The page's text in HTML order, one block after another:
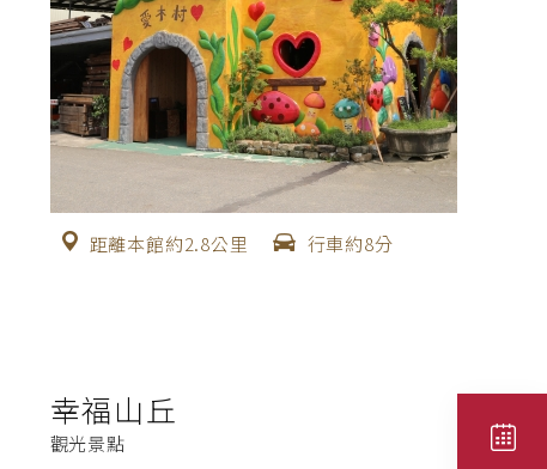
距離本館約2.8公里 行車約8分
幸福山丘
觀光景點